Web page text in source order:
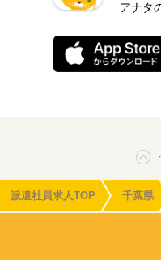
アナタ
派遣社員求人TOP 千葉県